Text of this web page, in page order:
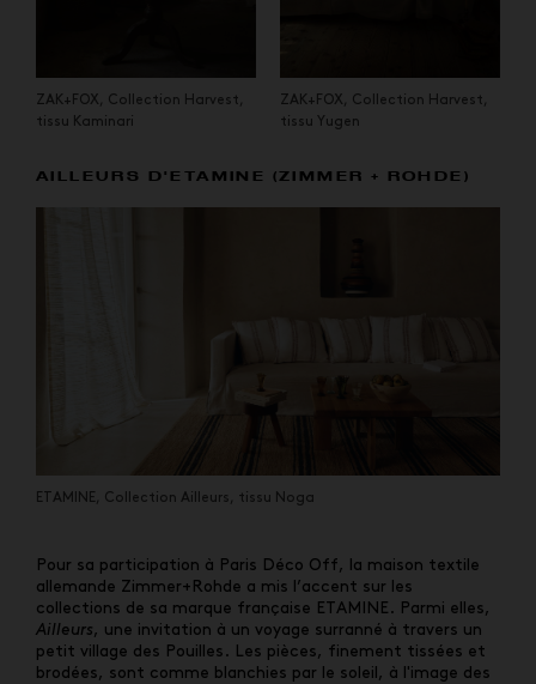
ZAK+FOX, Collection Harvest,
tissu Kaminari
ZAK+FOX, Collection Harvest,
tissu Yugen
AILLEURS D'ETAMINE (ZIMMER + ROHDE)
ETAMINE, Collection Ailleurs, tissu Noga
Pour sa participation à Paris Déco Off, la maison textile
allemande Zimmer+Rohde a mis l’accent sur les
collections de sa marque française ETAMINE. Parmi elles,
Ailleurs , une invitation à un voyage surranné à travers un
petit village des Pouilles. Les pièces, finement tissées et
brodées, sont comme blanchies par le soleil, à l'image des